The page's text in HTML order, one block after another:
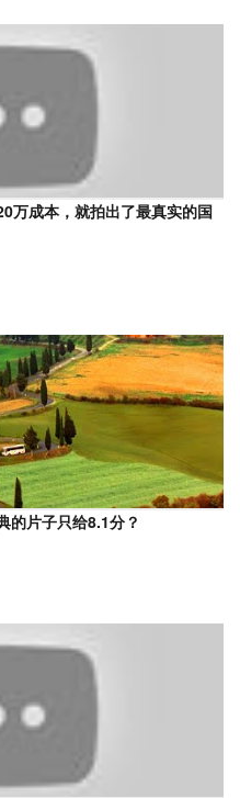
万成本，就拍出了最真实的国
的片子只给8.1分？